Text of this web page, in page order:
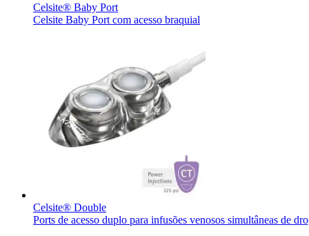
Aesculap Academy
Entre em contato conosco.
Celsite® Baby Port
Celsite Baby Port com acesso braquial
Celsite® Double
Ports de acesso duplo para infusões venosos simultâneas de